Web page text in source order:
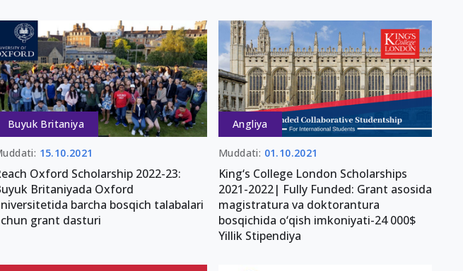
Buyuk Britaniya
15.10.2021
Oxford Scholarship 2022-23:
Britaniyada Oxford
barcha bosqich talabalari
grant dasturi
Angliya
Muddati: 01.10.2021
King‘s College London Scholarships
2021-2022| Fully Funded: Grant asosida
magistratura va doktorantura
bosqichida o‘qish imkoniyati-24 000$
Yillik Stipendiya